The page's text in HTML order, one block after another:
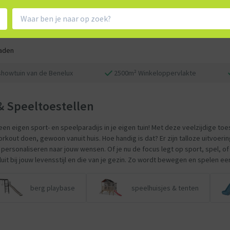
van de Benelux 2500m² Winkeloppervlakte
Speeltoestellen
eigen sport- en speelparadijs in je eigen tuin! Met deze veelzijdige
doen, gewoon vanuit huis. Hoe handig is dat? Er zijn talloze
naar jouw wensen. Of je nu de focus legt op sport, spel,
bij jouw levensstijl en die van je gezin. Zo wordt bewegen en spelen
berg playbase speelhuisjes & tenten